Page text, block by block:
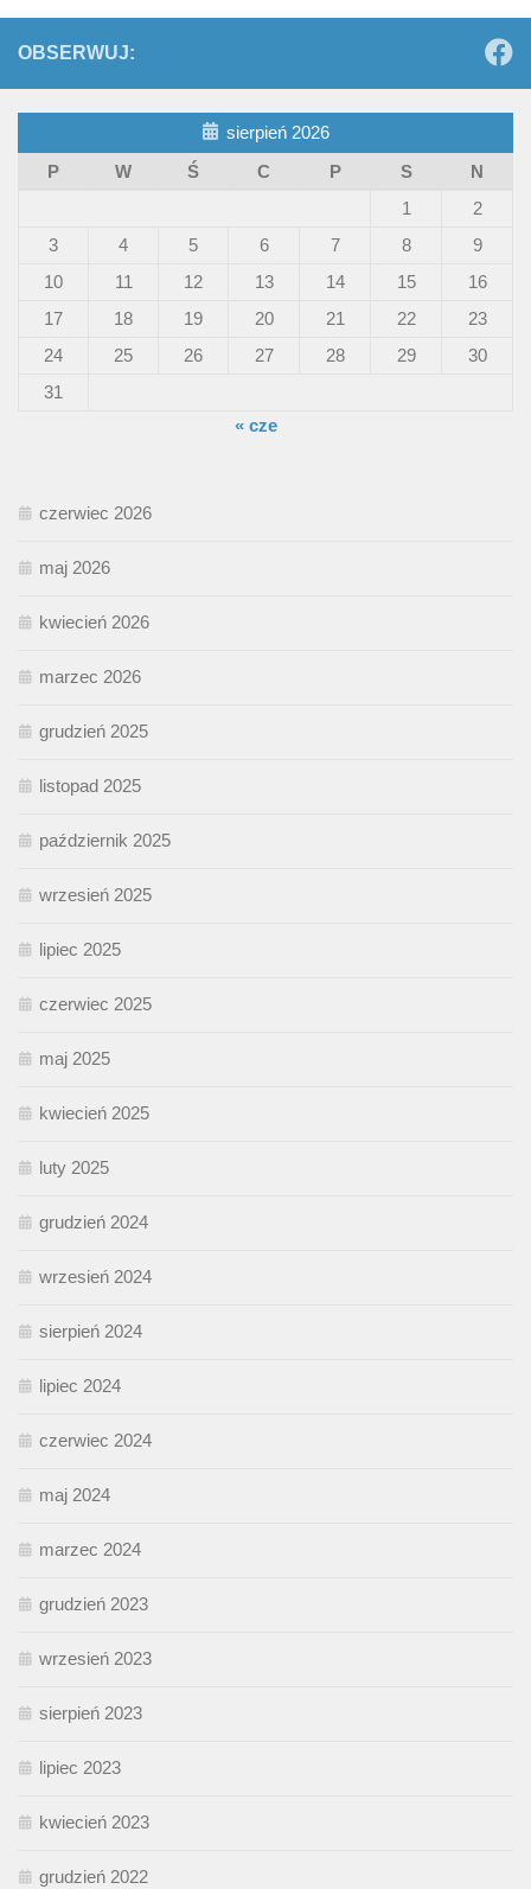
OBSERWUJ:
sierpień 2026
P
W Ś C P S
N
1
2
3
4 5 6 7 8
9
10
11 12 13 14 15
16
17
18 19 20 21 22
23
24
25 26 27 28 29
30
31
« cze
czerwiec 2026
maj 2026
kwiecień 2026
marzec 2026
grudzień 2025
listopad 2025
październik 2025
wrzesień 2025
lipiec 2025
czerwiec 2025
maj 2025
kwiecień 2025
luty 2025
grudzień 2024
wrzesień 2024
sierpień 2024
lipiec 2024
czerwiec 2024
maj 2024
marzec 2024
grudzień 2023
wrzesień 2023
sierpień 2023
lipiec 2023
kwiecień 2023
grudzień 2022